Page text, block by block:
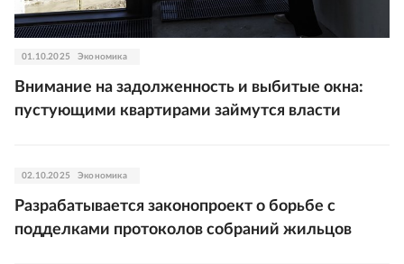
01.10.2025 Экономика
Внимание на задолженность и выбитые окна:
пустующими квартирами займутся власти
02.10.2025 Экономика
Разрабатывается законопроект о борьбе с
подделками протоколов собраний жильцов